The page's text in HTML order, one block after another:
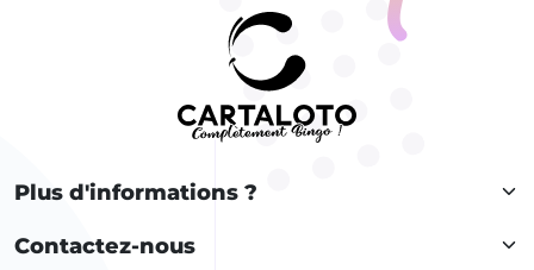
Plus d'informations ?
Contactez-nous